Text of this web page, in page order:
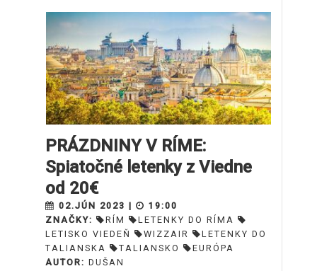
PRÁZDNINY V RÍME:
Spiatočné letenky z Viedne
od 20€
02.JÚN 2023 |
19:00
ZNAČKY:
RÍM
LETENKY DO RÍMA
LETISKO VIEDEŇ
WIZZAIR
LETENKY DO
TALIANSKA
TALIANSKO
EURÓPA
AUTOR: DUŠAN